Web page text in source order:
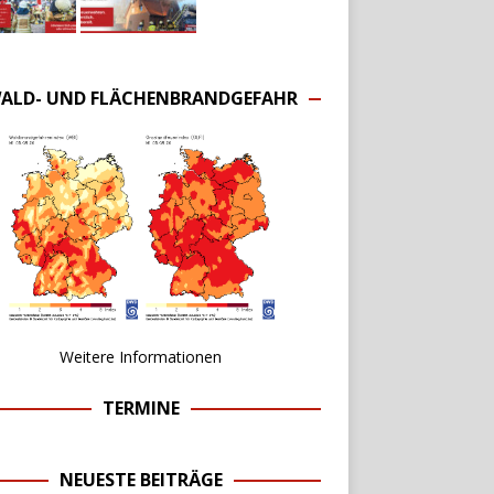
UND FLÄCHENBRANDGEFAHR
Weitere Informationen
TERMINE
NEUESTE BEITRÄGE